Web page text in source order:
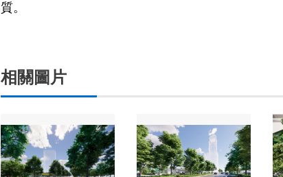
質。
相關圖片